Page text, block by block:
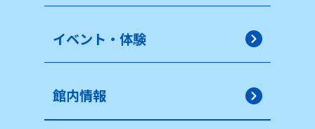
イベント・体験
館内情報